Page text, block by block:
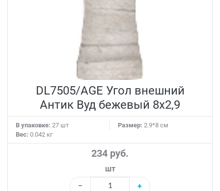
DL7505/AGE Угол внешний
Антик Вуд бежевый 8x2,9
В упаковке: 27 шт Размер: 2.9*8 см
Вес: 0.042 кг
234 руб.
шт
−
+